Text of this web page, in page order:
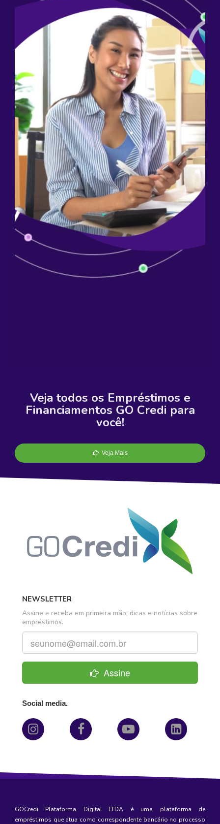
Veja todos os Empréstimos e
Financiamentos GO Credi para
você!
Veja Mais
NEWSLETTER
Assine e receba em primeira mão, dicas e notícias sobre
empréstimos.
Assine
Social media.
GOCredi Plataforma Digital LTDA é uma plataforma de
empréstimos que atua como correspondente bancário no processo